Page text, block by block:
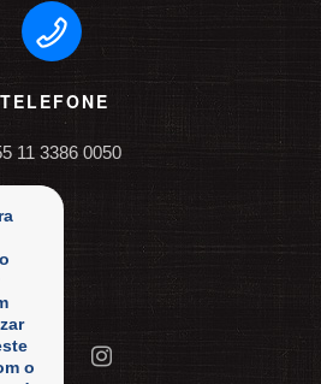
TELEFONE
11 3386 0050
o